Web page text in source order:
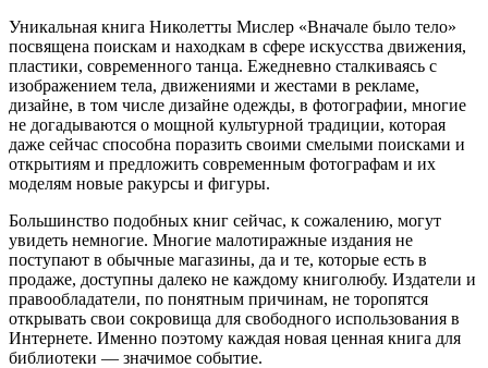
Уникальная книга Николетты Мислер «Вначале было тело»
посвящена поискам и находкам в сфере искусства движения,
пластики, современного танца. Ежедневно сталкиваясь с
изображением тела, движениями и жестами в рекламе,
дизайне, в том числе дизайне одежды, в фотографии, многие
не догадываются о мощной культурной традиции, которая
даже сейчас способна поразить своими смелыми поисками и
открытиям и предложить современным фотографам и их
моделям новые ракурсы и фигуры.
Большинство подобных книг сейчас, к сожалению, могут
увидеть немногие. Многие малотиражные издания не
поступают в обычные магазины, да и те, которые есть в
продаже, доступны далеко не каждому книголюбу. Издатели и
правообладатели, по понятным причинам, не торопятся
открывать свои сокровища для свободного использования в
Интернете. Именно поэтому каждая новая ценная книга для
библиотеки — значимое событие.